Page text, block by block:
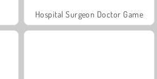
Hospital Surgeon Doctor Game